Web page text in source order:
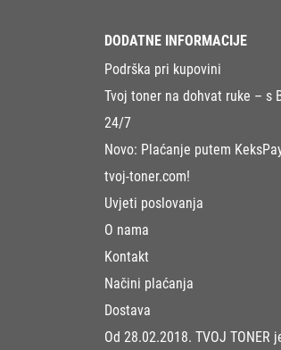
DODATNE INFORMACIJE
Podrška pri kupovini
Tvoj toner na dohvat ruke – s
24/7
Novo: Plaćanje putem
tvoj-toner.com!
Uvjeti poslovanja
O nama
Kontakt
Načini plaćanja
Dostava
Od 28.02.2018. TVOJ TONER